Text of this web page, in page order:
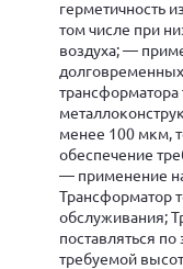
герметичность
том числе при
воздуха; —
менее 100 мкм,
обеспечение
— применение
Трансформатор
обслуживания;
поставляться
требуемой